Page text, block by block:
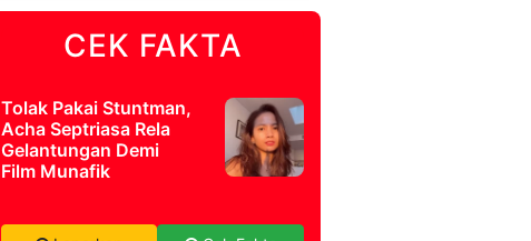
CEK FAKTA
Tolak Pakai Stuntman,
Acha Septriasa Rela
Gelantungan Demi
Film Munafik